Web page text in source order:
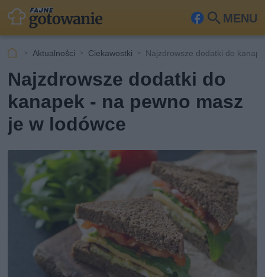
MENU
Fa
ook
Szu
kaj
Aktualności Ciekawostki Najzdrowsze dodatki do
Najzdrowsze dodatki do
kanapek - na pewno masz
je w lodówce